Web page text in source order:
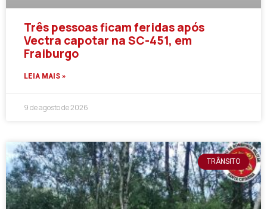
Três pessoas ficam feridas após
Vectra capotar na SC-451, em
Fraiburgo
LEIA MAIS »
9 de agosto de 2026
TRÂNSITO